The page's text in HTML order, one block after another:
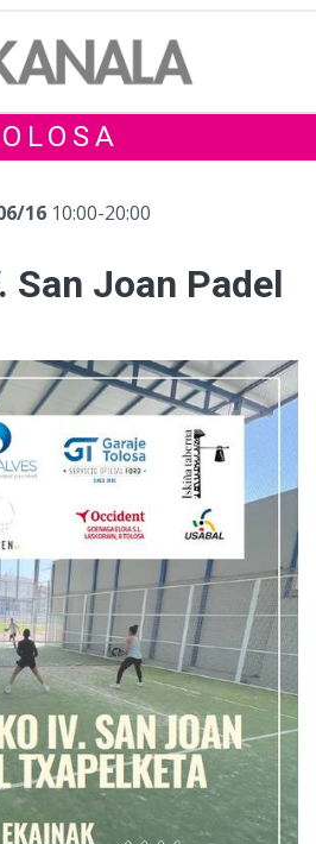
16 10:00-20:00
San Joan Padel